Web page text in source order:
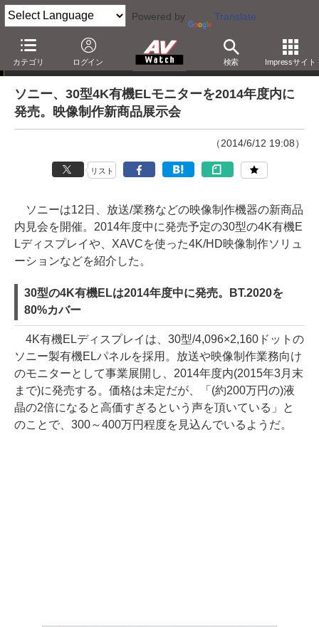
Powered by Translate
カテゴリ ログイン 検索 Impressサイト
ニュース
ソニー、30型4K有機ELモニターを2014年度内に
発売。映像制作新商品展示会
（2014/6/12 19:08）
リスト
ソニーは12日、放送/業務などの映像制作機器の新商品
内見会を開催。2014年度中に発売予定の30型の4K有機E
Lディスプレイや、XAVCを使った4K/HD映像制作ソリュ
ーションなどを紹介した。
30型の4K有機ELは2014年度中に発売。BT.2020を
80%カバー
4K有機ELディスプレイは、30型/4,096×2,160ドットの
ソニー製有機ELパネルを採用。放送や映像制作業務向け
のモニターとして事業展開し、2014年度内(2015年3月末
まで)に発売する。価格は未定だが、「(約200万円の)液
晶の2倍になると高価すぎるという声を頂いている」と
のことで、300～400万円程度を見込んでいるようだ。